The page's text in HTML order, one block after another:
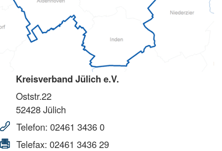
Kreisverband Jülich e.V.
Oststr.22
52428Jülich
Telefon: 02461 3436 0
Telefax: 02461 3436 29